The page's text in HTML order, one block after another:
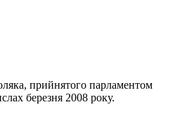
прийнятого парламентом
березня 2008 року.